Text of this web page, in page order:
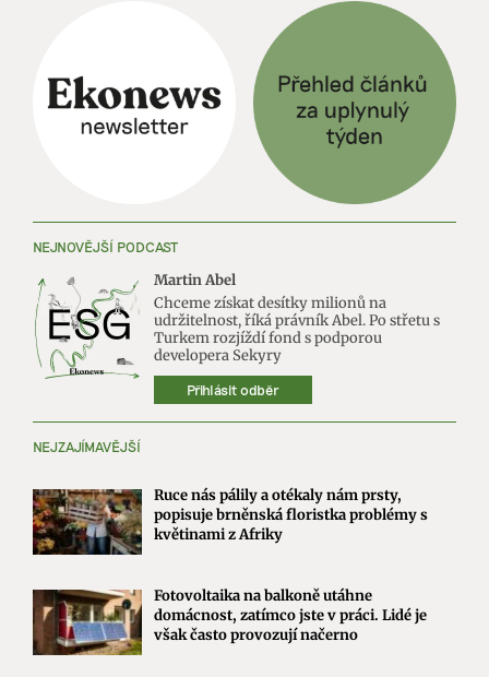
NEJNOVĚJŠÍ PODCAST
Martin Abel
Chceme získat desítky milionů na
udržitelnost, říká právník Abel. Po střetu s
Turkem rozjíždí fond s podporou
developera Sekyry
Přihlásit odběr
NEJZAJÍMAVĚJŠÍ
Ruce nás pálily a otékaly nám prsty,
popisuje brněnská floristka problémy s
květinami z Afriky
Fotovoltaika na balkoně utáhne
domácnost, zatímco jste v práci. Lidé je
však často provozují načerno